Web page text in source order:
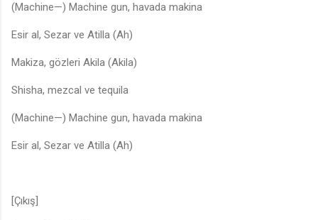
(Machine—) Machine gun, havada makina
Esir al, Sezar ve Atilla (Ah)
Makiza, gözleri Akila (Akila)
Shisha, mezcal ve tequila
(Machine—) Machine gun, havada makina
Esir al, Sezar ve Atilla (Ah)
[Çıkış]